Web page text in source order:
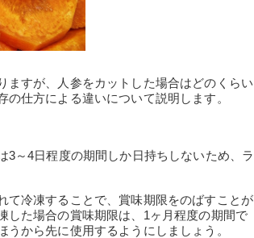
ますが、人参をカットした場合はどのくらい
仕方による違いについて説明します。
～4日程度の期間しか日持ちしないため、ラ
て冷凍することで、賞味期限をのばすことが
した場合の賞味期限は、1ヶ月程度の期間で
から先に使用するようにしましょう。